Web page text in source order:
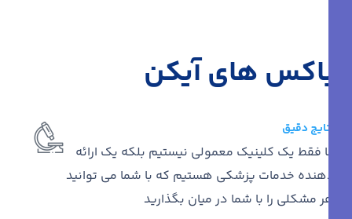
باکس های آیکن
نتایج دقیق
ما فقط یک کلینیک معمولی نیستیم بلکه یک ارائه
دهنده خدمات پزشکی هستیم که با شما می توانید
هر مشکلی را با شما در میان بگذارید